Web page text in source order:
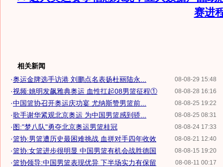
赛进
相关新闻
08-08-29 15:48
·奥运金牌选手访港 刘鹏点名表扬杜丽陆永...
08-08-28 16:16
·视频:姚明发飙雅典奥运 血性扛起08男篮征程①
08-08-25 19:22
·中国篮协召开奥运庆功宴 尤纳斯赞男篮前...
08-08-25 08:31
·歌手谢华紧观北京奥运 为中国男篮感到骄...
08-08-24 17:33
·图:"梦八队"勇夺北京奥运男篮桂冠
08-08-21 12:40
·篮协:男篮遭历史最困难挑战 血拼对手四年收效
08-08-15 19:20
·篮协:女篮进步很明显 中国男篮有机会战胜德国
08-08-11 00:17
·篮协领导:中国男篮表现优异 下半场实力有保留